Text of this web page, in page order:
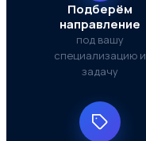
Подберём
направление
под вашу
специализацию и
задачу